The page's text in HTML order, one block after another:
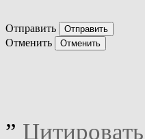
Отправить
Отменить
”